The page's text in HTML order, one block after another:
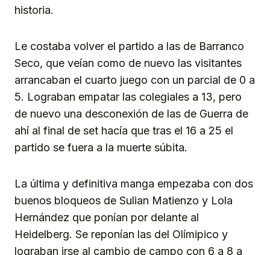
historia.
Le costaba volver el partido a las de Barranco
Seco, que veían como de nuevo las visitantes
arrancaban el cuarto juego con un parcial de 0 a
5. Lograban empatar las colegiales a 13, pero
de nuevo una desconexión de las de Guerra de
ahí al final de set hacía que tras el 16 a 25 el
partido se fuera a la muerte súbita.
La última y definitiva manga empezaba con dos
buenos bloqueos de Sulian Matienzo y Lola
Hernández que ponían por delante al
Heidelberg. Se reponían las del Olímipico y
lograban irse al cambio de campo con 6 a 8 a